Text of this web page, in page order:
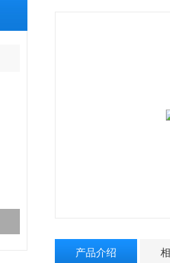
产品介绍